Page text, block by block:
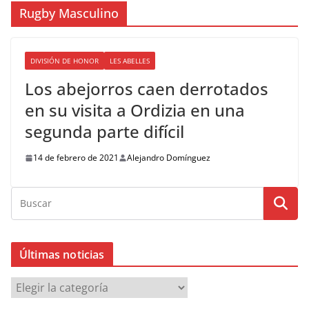
Rugby Masculino
DIVISIÓN DE HONOR LES ABELLES
Los abejorros caen derrotados
en su visita a Ordizia en una
segunda parte difícil
14 de febrero de 2021 Alejandro Domínguez
Últimas noticias
Ú